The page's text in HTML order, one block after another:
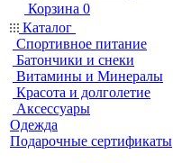
Корзина 0
Каталог
Спортивное питание
Батончики и снеки
Витамины и Минералы
Красота и долголетие
Аксессуары
Одежда
Подарочные сертификаты